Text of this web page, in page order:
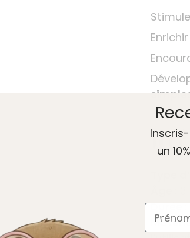
Type
Durée :
un
Prénom